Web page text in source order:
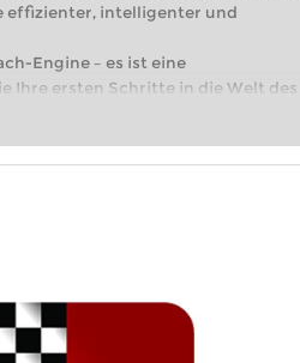
effizienter, intelligenter und
Engine – es ist eine
Ihre ersten Schritte in die Welt des